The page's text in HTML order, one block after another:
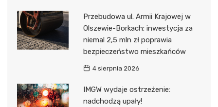
Przebudowa ul. Armii Krajowej w
Olszewie-Borkach: inwestycja za
niemal 2,5 mln zł poprawia
bezpieczeństwo mieszkańców
4 sierpnia 2026
IMGW wydaje ostrzeżenie:
nadchodzą upały!